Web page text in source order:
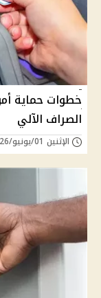
خطوات حماية
الصراف الآلي
الإثنين 01/يونيو/2026 - 07:00 ص